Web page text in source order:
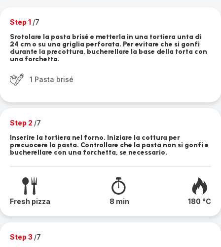
Step 1 /7
Srotolare la pasta brisé e metterla in una tortiera unta di
24 cm o su una griglia perforata. Per evitare che si gonfi
durante la precottura, bucherellare la base della torta con
una forchetta.
1 Pasta brisé
Step 2 /7
Inserire la tortiera nel forno. Iniziare la cottura per
precuocere la pasta. Controllare che la pasta non si gonfi e
bucherellare con una forchetta, se necessario.
Fresh pizza 8 min 180 °C
Step 3 /7